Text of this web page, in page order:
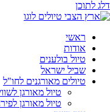
דלג לתוכן
ראשי
אודות
טיול בולענים
שביל ישראל
טיולים מאורגנים לחו"ל
טיול מאורגן
טיול מאורגן